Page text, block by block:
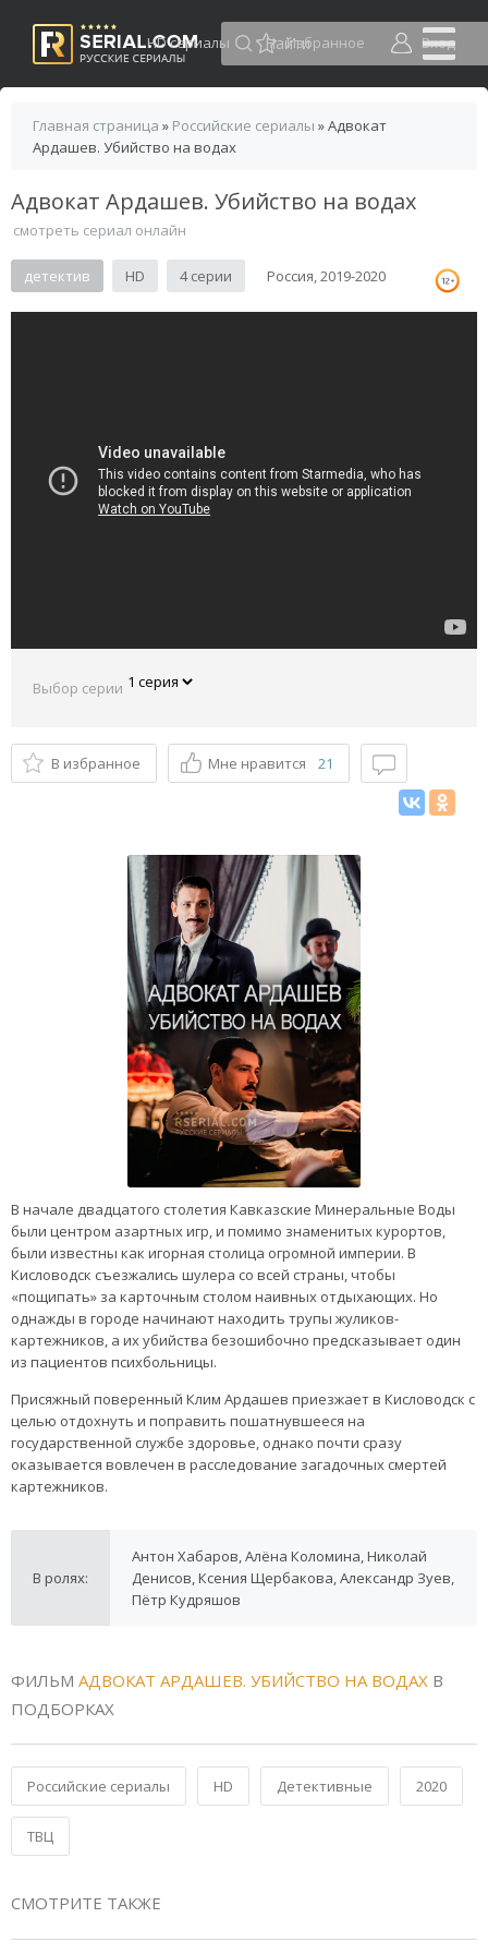
HD сериалы Избранное Вход
Главная страница » Российские сериалы » Адвокат
Ардашев. Убийство на водах
Адвокат Ардашев. Убийство на водах
смотреть сериал онлайн
детектив HD 4 серии Россия, 2019-2020
Выбор серии
В избранное Мне нравится 21
В начале двадцатого столетия Кавказские Минеральные Воды
были центром азартных игр, и помимо знаменитых курортов,
были известны как игорная столица огромной империи. В
Кисловодск съезжались шулера со всей страны, чтобы
«пощипать» за карточным столом наивных отдыхающих. Но
однажды в городе начинают находить трупы жуликов-
картежников, а их убийства безошибочно предсказывает один
из пациентов психбольницы.
Присяжный поверенный Клим Ардашев приезжает в Кисловодск с
целью отдохнуть и поправить пошатнувшееся на
государственной службе здоровье, однако почти сразу
оказывается вовлечен в расследование загадочных смертей
картежников.
В ролях:
Антон Хабаров, Алёна Коломина, Николай
Денисов, Ксения Щербакова, Александр Зуев,
Пётр Кудряшов
ФИЛЬМ АДВОКАТ АРДАШЕВ. УБИЙСТВО НА ВОДАХ В
ПОДБОРКАХ
Российские сериалы HD Детективные 2020
ТВЦ
СМОТРИТЕ ТАКЖЕ